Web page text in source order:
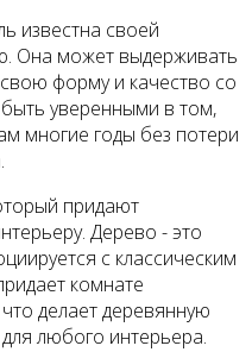
известна своей
Она может выдерживать
форму и качество со
уверенными в том,
многие годы без потери
придают
Дерево - это
с классическим
комнате
делает деревянную
любого интерьера.